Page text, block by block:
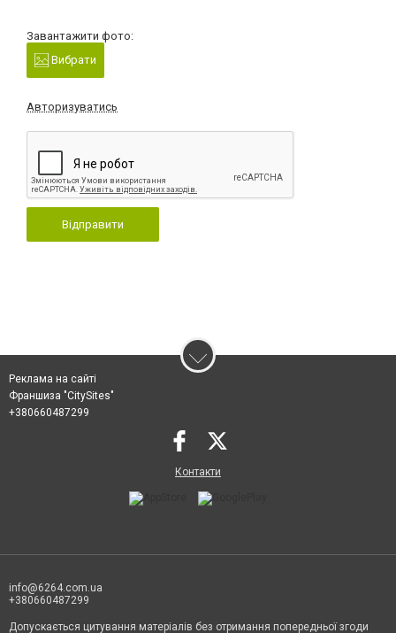
Завантажити фото:
Вибрати
Авторизуватись
Відправити
Реклама на сайті
Франшиза "CitySites"
+380660487299
Контакти
info@6264.com.ua
+380660487299
Допускається цитування матеріалів без отримання попередньої згоди